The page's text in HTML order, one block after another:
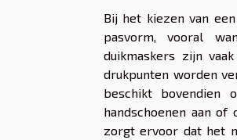
Bij het kiezen van
pasvorm, vooral
duikmaskers zijn
drukpunten worden
beschikt bovendien
handschoenen aan
zorgt ervoor dat het